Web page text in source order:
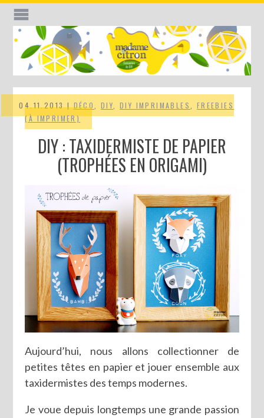
04.11.2013 |DÉCO ,DIY ,DIY IMPRIMABLES
FREEBIES
(À IMPRIMER)
DIY : TAXIDERMISTE DE PAPIER
(TROPHÉES EN ORIGAMI)
Aujourd’hui, nous allons collectionner de
petites têtes en papier et jouer ensemble aux
taxidermistes des temps modernes.
Je voue depuis longtemps une grande passion